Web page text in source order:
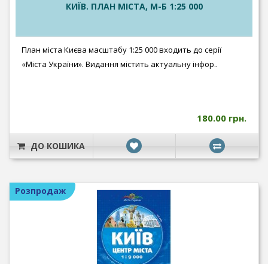
КИЇВ. ПЛАН МІСТА, М-Б 1:25 000
План міста Києва масштабу 1:25 000 входить до серії
«Міста України». Видання містить актуальну інфор..
180.00 грн.
ДО КОШИКА
Розпродаж